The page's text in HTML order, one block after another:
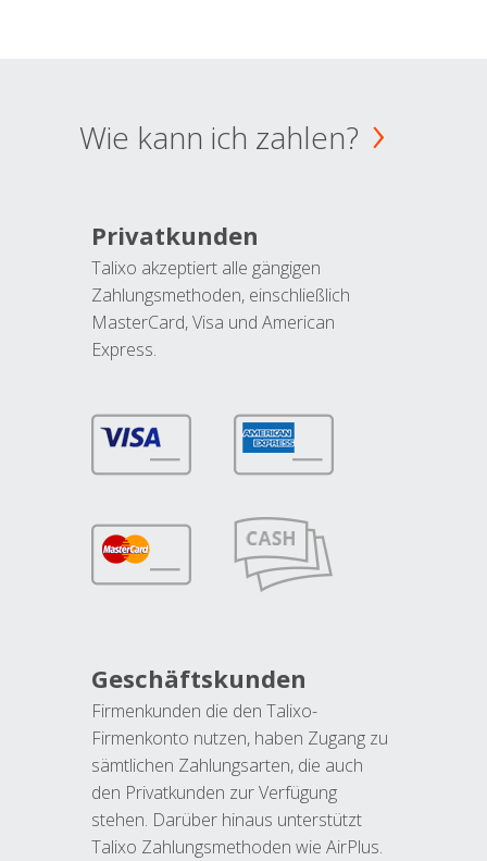
Wie kann ich zahlen?
Privatkunden
Talixo akzeptiert alle gängigen
Zahlungsmethoden, einschließlich
MasterCard, Visa und American
Express.
Geschäftskunden
Firmenkunden die den Talixo-
Firmenkonto nutzen, haben Zugang zu
sämtlichen Zahlungsarten, die auch
den Privatkunden zur Verfügung
stehen. Darüber hinaus unterstützt
Talixo Zahlungsmethoden wie AirPlus.